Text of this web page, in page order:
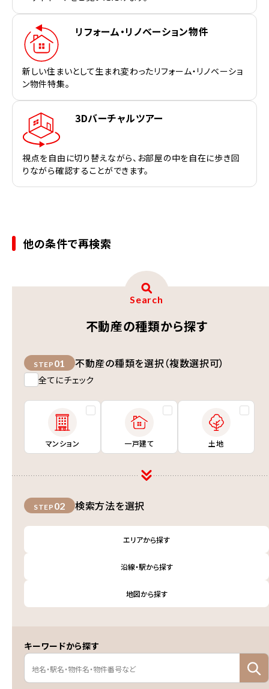
リフォーム・リノベーション物件
新しい住まいとして生まれ変わったリフォーム・リノベーショ
ン物件特集。
3Dバーチャルツアー
視点を自由に切り替えながら、お部屋の中を自在に歩き回
りながら確認することができます。
他の条件で再検索
Search
不動産の種類から探す
STEP 01 不動産の種類を選択（複数選択可）
全てにチェック
マンション 一戸建て 土地
STEP 02 検索方法を選択
エリアから探す
沿線・駅から探す
地図から探す
キーワードから探す